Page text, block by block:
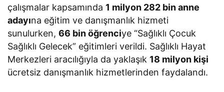
çalışmalar kapsamında 1 milyon 282 bin anne
adayına eğitim ve danışmanlık hizmeti
sunulurken,66 bin öğrenciye “Sağlıklı Çocuk
Sağlıklı Gelecek” eğitimleri verildi. Sağlıklı Hayat
Merkezleri aracılığıyla da yaklaşık 18 milyon kişi
ücretsiz danışmanlık hizmetlerinden faydalandı.